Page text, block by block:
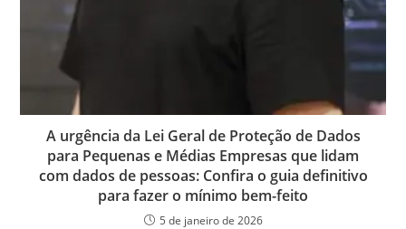
A urgência da Lei Geral de Proteção de Dados
para Pequenas e Médias Empresas que lidam
com dados de pessoas: Confira o guia definitivo
para fazer o mínimo bem-feito
5 de janeiro de 2026